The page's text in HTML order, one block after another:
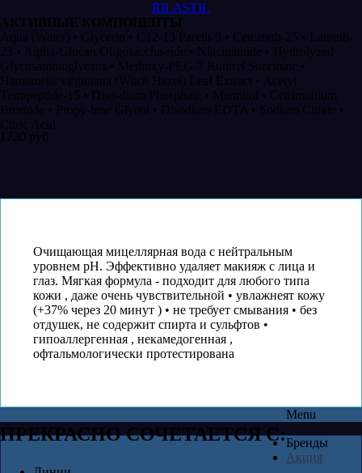
RILASTIL
АКТИВНЫЕ КОМПОНЕНТЫ
Aqua (Water) • Glycerin • C12-13 Pareth-9 • Ceteareth-25 • Laureth-
23 • Alpha-Glucan Oligosaccha-ride • Niacinamide • Hydrolyzed
Glycosaminoglycans • Methoxy-PEG-7 Rutinyl Succinate •
Hamamelis virginiana (Witch Hazel) Leaf Extract • Acetyl
Tetrapeptide-15 • Diso-dium Phosphate • Mannitol • Cetrimonium
Bromide • Propy-lene Glycol • Disodium EDTA • Sodium Citrate •
Citric Acid.
1730 руб
1730 руб
Очищающая мицеллярная вода с нейтральным
уровнем pH. Эффективно удаляет макияж с лица и
глаз. Мягкая формула - подходит для любого типа
кожи , даже очень чувствительной • увлажнеят кожу
(+37% через 20 минут ) • не требует смывания • без
отдушек, не содержит спирта и сульфтов •
гипоаллергенная , некамедогенная ,
офтальмологически протестирована
ПРЕКРАСНО СОЧЕТАЕТСЯ С:
Menu
Бренды
Акция